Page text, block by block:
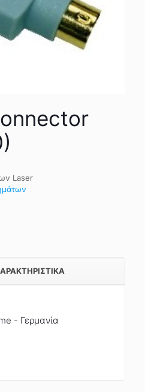
Laser
- Γερμανία